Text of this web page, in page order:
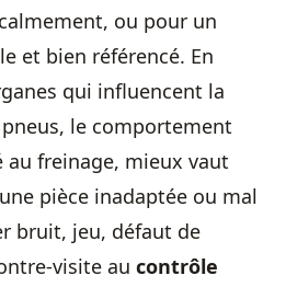
ou pour un
et bien référencé. En
qui influencent la
pneus, le comportement
au freinage, mieux vaut
pièce inadaptée ou mal
bruit, jeu, défaut de
visite au contrôle